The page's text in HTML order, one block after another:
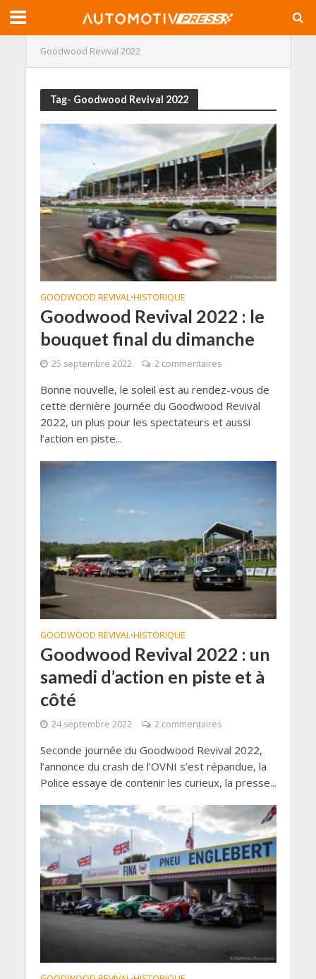
Goodwood Revival 2022
Tag- Goodwood Revival 2022
GOODWOOD REVIVAL•HISTORIQUE
Goodwood Revival 2022 : le
bouquet final du dimanche
25 septembre 2022 2 commentaires
Bonne nouvelle, le soleil est au rendez-vous de
cette dernière journée du Goodwood Revival
2022, un plus pour les spectateurs et aussi
l’action en piste...
GOODWOOD REVIVAL•HISTORIQUE
Goodwood Revival 2022 : un
samedi d’action en piste et à
côté
24 septembre 2022 2 commentaires
Seconde journée du Goodwood Revival 2022,
l’annonce du crash de l’OVNI s’est répandue, la
Police essaye de contenir les curieux, la presse...